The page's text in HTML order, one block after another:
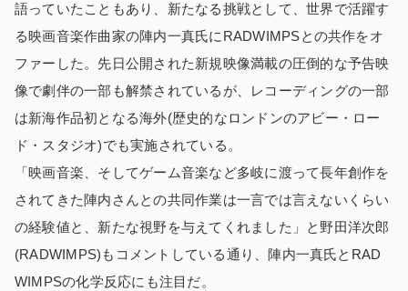
語っていたこともあり、新たなる挑戦として、世界で活躍す
る映画音楽作曲家の陣内一真氏にRADWIMPSとの共作をオ
ファーした。先日公開された新規映像満載の圧倒的な予告映
像で劇伴の一部も解禁されているが、レコーディングの一部
は新海作品初となる海外(歴史的なロンドンのアビー・ロー
ド・スタジオ)でも実施されている。
「映画音楽、そしてゲーム音楽など多岐に渡って長年創作を
されてきた陣内さんとの共同作業は一言では言えないくらい
の経験値と、新たな視野を与えてくれました」と野田洋次郎
(RADWIMPS)もコメントしている通り、陣内一真氏とRAD
WIMPSの化学反応にも注目だ。